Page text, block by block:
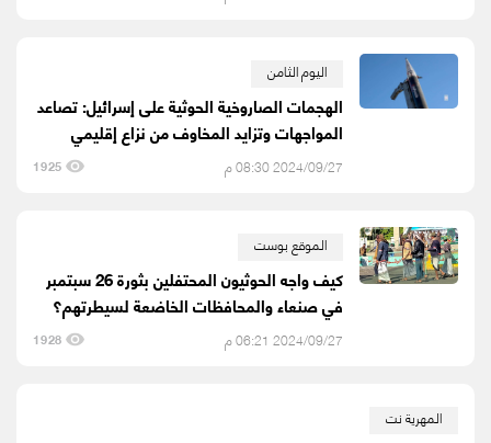
اليوم الثامن
الهجمات الصاروخية الحوثية على إسرائيل: تصاعد
المواجهات وتزايد المخاوف من نزاع إقليمي
2024/09/27 08:30 م 1925
الموقع بوست
كيف واجه الحوثيون المحتفلين بثورة 26 سبتمبر
في صنعاء والمحافظات الخاضعة لسيطرتهم؟
2024/09/27 06:21 م 1928
المهرية نت